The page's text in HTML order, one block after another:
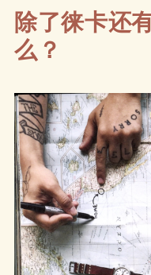
除了徕卡还
么？